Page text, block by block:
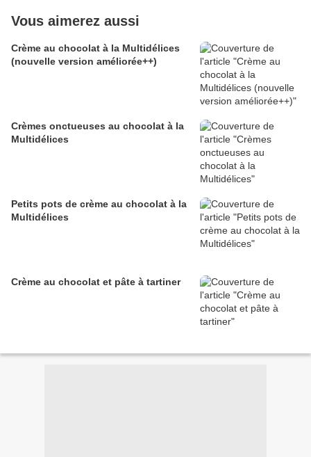
Vous aimerez aussi
Crème au chocolat à la Multidélices
(nouvelle version améliorée++)
Crèmes onctueuses au chocolat à la
Multidélices
Petits pots de crème au chocolat à la
Multidélices
Crème au chocolat et pâte à tartiner